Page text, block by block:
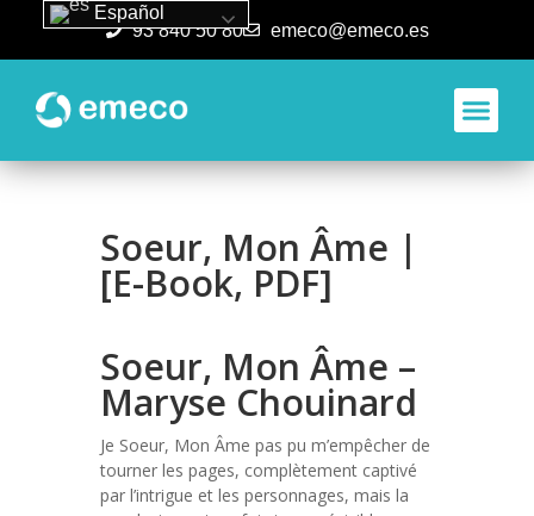
93 840 50 80 emeco@emeco.es
Soeur, Mon Âme |
[E-Book, PDF]
Soeur, Mon Âme –
Maryse Chouinard
Je Soeur, Mon Âme pas pu m’empêcher de
tourner les pages, complètement captivé
par l’intrigue et les personnages, mais la
Español